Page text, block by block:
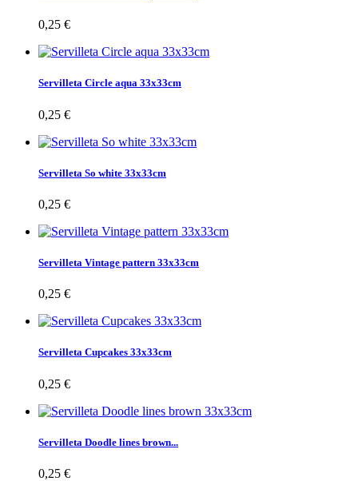
0,25 €
Servilleta Circle aqua 33x33cm
0,25 €
Servilleta So white 33x33cm
0,25 €
Servilleta Vintage pattern 33x33cm
0,25 €
Servilleta Cupcakes 33x33cm
0,25 €
Servilleta Doodle lines brown...
0,25 €